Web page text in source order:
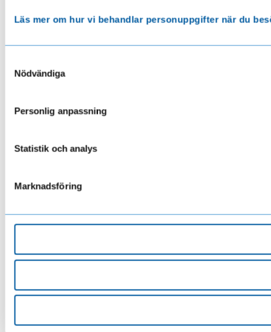
Läs mer om hur vi behandlar personuppgifter när du
Nödvändiga
Personlig anpassning
Statistik och analys
Marknadsföring